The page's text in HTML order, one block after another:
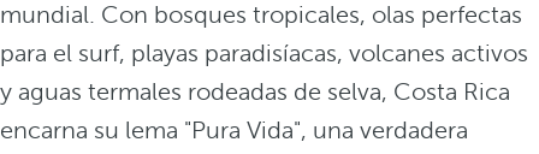
mundial. Con bosques tropicales, olas perfectas
para el surf, playas paradisíacas, volcanes activos
y aguas termales rodeadas de selva, Costa Rica
encarna su lema "Pura Vida", una verdadera